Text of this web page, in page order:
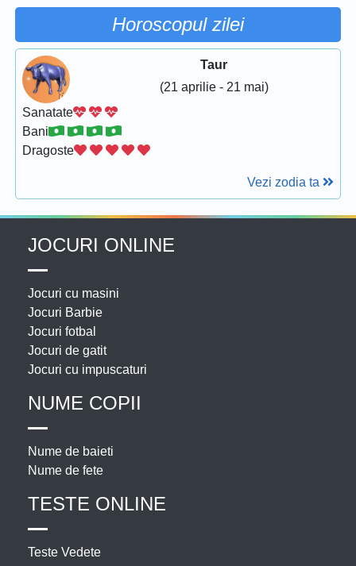
Horoscopul zilei
Taur
(21 aprilie - 21 mai)
Sanatate
Bani
Dragoste
Vezi zodia ta
JOCURI ONLINE
Jocuri cu masini
Jocuri Barbie
Jocuri fotbal
Jocuri de gatit
Jocuri cu impuscaturi
NUME COPII
Nume de baieti
Nume de fete
TESTE ONLINE
Teste Vedete